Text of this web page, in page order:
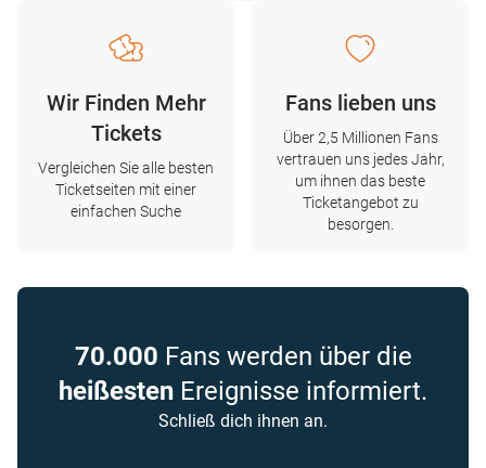
Wir Finden Mehr
Tickets
Vergleichen Sie alle besten
Ticketseiten mit einer
einfachen Suche
Fans lieben uns
Über 2,5 Millionen Fans
vertrauen uns jedes Jahr,
um ihnen das beste
Ticketangebot zu
besorgen.
70.000 Fans werden über die
heißesten Ereignisse informiert.
Schließ dich ihnen an.